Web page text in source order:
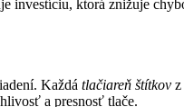
investíciu, ktorá znižuje
Každá tlačiareň štítkov z
a presnosť tlače.